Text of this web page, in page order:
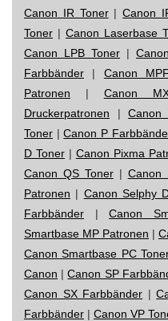
Canon IR Toner|Canon
Toner | Canon Laserbase
Canon LPB Toner |
Farbbänder | Canon
Patronen | Canon
Druckerpatronen |Canon
Toner |Canon P
D Toner| Canon Pixma
Canon QS Toner| Canon
Patronen | Canon Selphy
Farbbänder |Canon
Smartbase MP Patronen |
Canon Smartbase PC
Canon |Canon SP
Canon SX Farbbänder |
Farbbänder | Canon VP